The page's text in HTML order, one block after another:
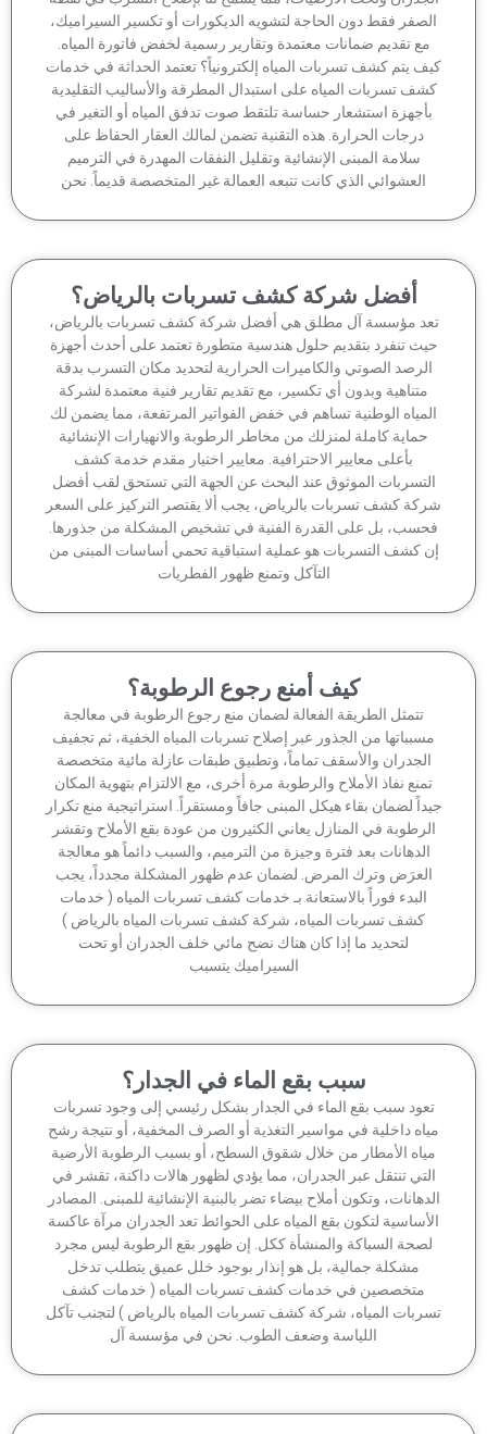
فقط دون الحاجة لتشويه الديكورات أو تكسير السيراميك،
مع تقديم ضمانات معتمدة وتقارير رسمية لخفض فاتورة المياه.
يتم كشف تسربات المياه إلكترونياً؟ تعتمد الحداثة في خدمات
تسربات المياه على استبدال المطرقة والأساليب التقليدية
بأجهزة استشعار حساسة تلتقط صوت تدفق المياه أو التغير في
درجات الحرارة. هذه التقنية تضمن لمالك العقار الحفاظ على
سلامة المبنى الإنشائية وتقليل النفقات المهدرة في الترميم
العشوائي الذي كانت تتبعه العمالة غير المتخصصة قديماً. نحن
أفضل شركة كشف تسربات بالرياض؟
مؤسسة آل مطلق هي أفضل شركة كشف تسربات بالرياض،
تنفرد بتقديم حلول هندسية متطورة تعتمد على أحدث أجهزة
الرصد الصوتي والكاميرات الحرارية لتحديد مكان التسرب بدقة
متناهية وبدون أي تكسير، مع تقديم تقارير فنية معتمدة لشركة
الوطنية تساهم في خفض الفواتير المرتفعة، مما يضمن لك
حماية كاملة لمنزلك من مخاطر الرطوبة والانهيارات الإنشائية
بأعلى معايير الاحترافية. معايير اختيار مقدم خدمة كشف
الموثوق عند البحث عن الجهة التي تستحق لقب أفضل
كشف تسربات بالرياض، يجب ألا يقتصر التركيز على السعر
بل على القدرة الفنية في تشخيص المشكلة من جذورها.
كشف التسربات هو عملية استباقية تحمي أساسات المبنى من
التآكل وتمنع ظهور الفطريات
كيف أمنع رجوع الرطوبة؟
تتمثل الطريقة الفعالة لضمان منع رجوع الرطوبة في معالجة
من الجذور عبر إصلاح تسربات المياه الخفية، ثم تجفيف
الجدران والأسقف تماماً، وتطبيق طبقات عازلة مائية متخصصة
تمنع نفاذ الأملاح والرطوبة مرة أخرى، مع الالتزام بتهوية المكان
لضمان بقاء هيكل المبنى جافاً ومستقراً. استراتيجية منع تكرار
في المنازل يعاني الكثيرون من عودة بقع الأملاح وتقشر
الدهانات بعد فترة وجيزة من الترميم، والسبب دائماً هو معالجة
العرَض وترك المرض. لضمان عدم ظهور المشكلة مجدداً، يجب
البدء فوراً بالاستعانة بـ خدمات كشف تسربات المياه ( خدمات
كشف تسربات المياه، شركة كشف تسربات المياه بالرياض )
لتحديد ما إذا كان هناك نضح مائي خلف الجدران أو تحت
السيراميك يتسبب
سبب بقع الماء في الجدار؟
سبب بقع الماء في الجدار بشكل رئيسي إلى وجود تسربات
داخلية في مواسير التغذية أو الصرف المخفية، أو نتيجة رشح
الأمطار من خلال شقوق السطح، أو بسبب الرطوبة الأرضية
تنتقل عبر الجدران، مما يؤدي لظهور هالات داكنة، تقشر في
وتكون أملاح بيضاء تضر بالبنية الإنشائية للمبنى. المصادر
لتكون بقع المياه على الحوائط تعد الجدران مرآة عاكسة
لصحة السباكة والمنشأة ككل. إن ظهور بقع الرطوبة ليس مجرد
مشكلة جمالية، بل هو إنذار بوجود خلل عميق يتطلب تدخل
متخصصين في خدمات كشف تسربات المياه ( خدمات كشف
المياه، شركة كشف تسربات المياه بالرياض ) لتجنب تآكل
اللياسة وضعف الطوب. نحن في مؤسسة آل